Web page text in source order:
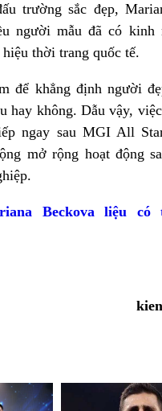
trường sắc đẹp,
người mẫu đã có kinh
thời trang quốc tế.
để khẳng định người
hay không. Dẫu vậy,
ngay sau MGI All
mở rộng hoạt động
Beckova liệu có